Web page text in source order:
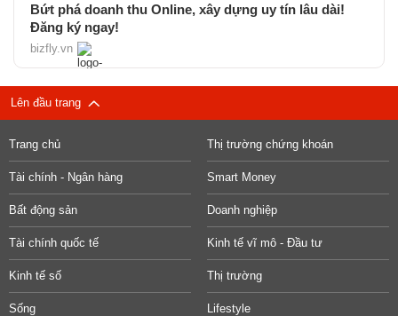
Bứt phá doanh thu Online, xây dựng uy tín lâu dài!
Đăng ký ngay!
bizfly.vn
Lên đầu trang
Trang chủ Thị trường chứng khoán
Tài chính - Ngân hàng Smart Money
Bất động sản Doanh nghiệp
Tài chính quốc tế Kinh tế vĩ mô - Đầu tư
Kinh tế số Thị trường
Sống Lifestyle